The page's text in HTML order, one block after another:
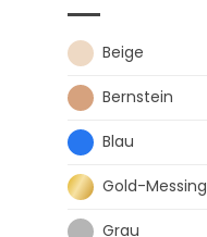
Beige
Bernstein
Blau
Gold-Messing
Grau